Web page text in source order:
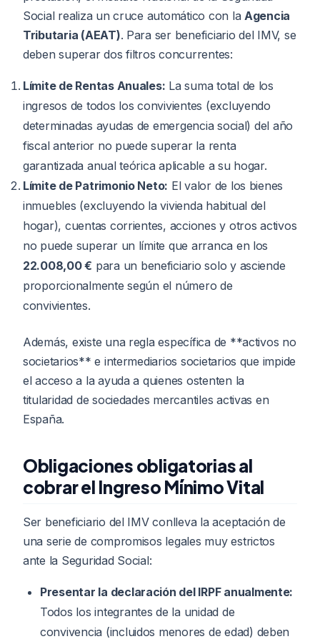
Social realiza un cruce automático con la Agencia
Tributaria (AEAT). Para ser beneficiario del IMV, se
deben superar dos filtros concurrentes:
Límite de Rentas Anuales: La suma total de los
ingresos de todos los convivientes (excluyendo
determinadas ayudas de emergencia social) del año
fiscal anterior no puede superar la renta
garantizada anual teórica aplicable a su hogar.
Límite de Patrimonio Neto: El valor de los bienes
inmuebles (excluyendo la vivienda habitual del
hogar), cuentas corrientes, acciones y otros activos
no puede superar un límite que arranca en los
22.008,00 € para un beneficiario solo y asciende
proporcionalmente según el número de
convivientes.
Además, existe una regla específica de **activos no
societarios** e intermediarios societarios que impide
el acceso a la ayuda a quienes ostenten la
titularidad de sociedades mercantiles activas en
España.
Obligaciones obligatorias al
cobrar el Ingreso Mínimo Vital
Ser beneficiario del IMV conlleva la aceptación de
una serie de compromisos legales muy estrictos
ante la Seguridad Social:
Presentar la declaración del IRPF anualmente:
Todos los integrantes de la unidad de
convivencia (incluidos menores de edad) deben